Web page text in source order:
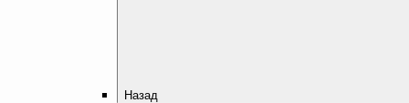
Назад